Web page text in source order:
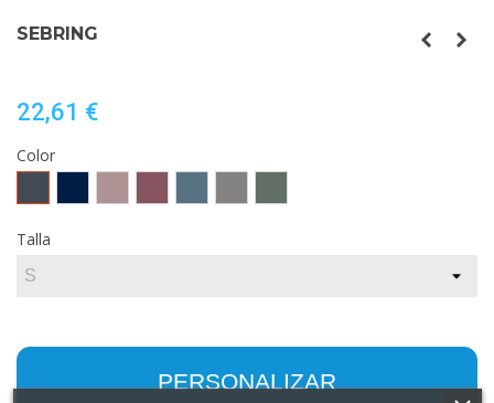
SEBRING
22,61 €
Color
BAYA TORMENTA
CLAROLAUREL
Talla
PERSONALIZAR